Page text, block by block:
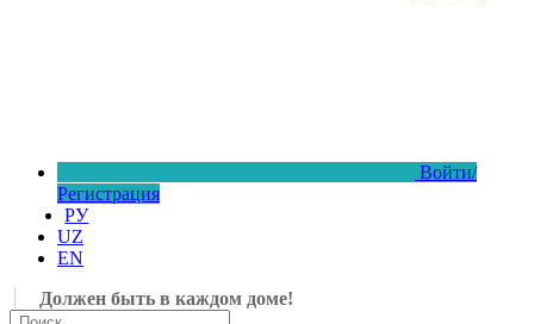
Войти/
Регистрация
РУ
UZ
EN
Должен быть в каждом доме!